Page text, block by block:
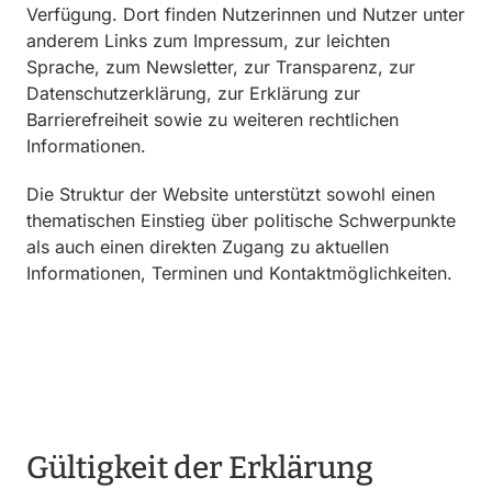
Verfügung. Dort finden Nutzerinnen und Nutzer unter
anderem Links zum Impressum, zur leichten
Sprache, zum Newsletter, zur Transparenz, zur
Datenschutzerklärung, zur Erklärung zur
Barrierefreiheit sowie zu weiteren rechtlichen
Informationen.
Die Struktur der Website unterstützt sowohl einen
thematischen Einstieg über politische Schwerpunkte
als auch einen direkten Zugang zu aktuellen
Informationen, Terminen und Kontaktmöglichkeiten.
Gültigkeit der Erklärung